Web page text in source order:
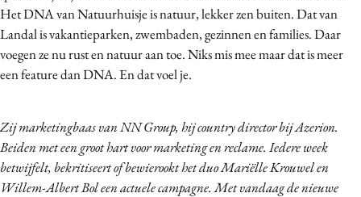
Het DNA van Natuurhuisje is natuur, lekker zen buiten. Dat van
Landal is vakantieparken, zwembaden, gezinnen en families. Daar
voegen ze nu rust en natuur aan toe. Niks mis mee maar dat is meer
een feature dan DNA. En dat voel je.
Zij marketingbaas van NN Group, hij country director bij Azerion.
Beiden met een groot hart voor marketing en reclame. Iedere week
betwijfelt, bekritiseert of bewierookt het duo Mariëlle Krouwel en
Willem-Albert Bol een actuele campagne. Met vandaag de nieuwe